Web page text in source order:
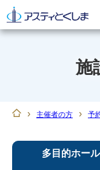
施
› 主催者の方 › 予
多目的ホール